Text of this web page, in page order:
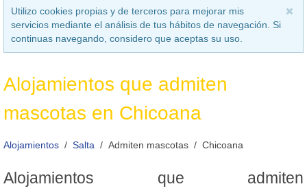
Utilizo cookies propias y de terceros para mejorar mis
servicios mediante el análisis de tus hábitos de navegación. Si
continuas navegando, considero que aceptas su uso.
Alojamientos que admiten
mascotas en Chicoana
Alojamientos Salta Admiten mascotas Chicoana
Alojamientos que admiten